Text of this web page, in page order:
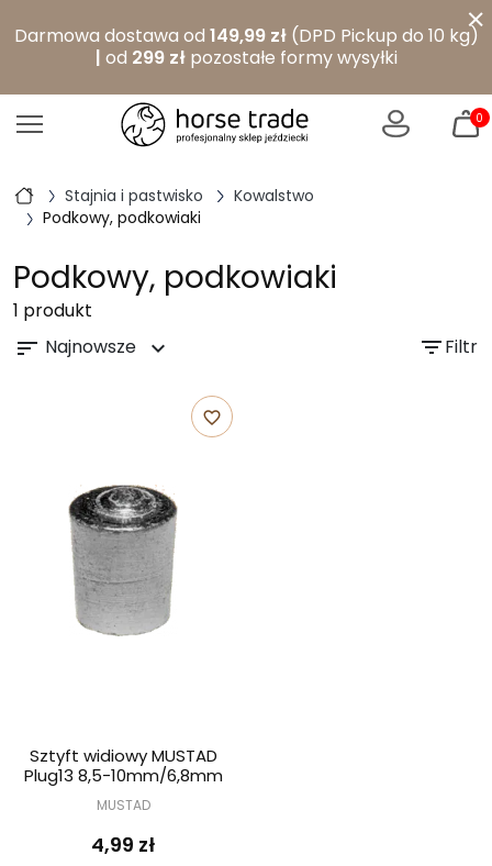
Darmowa dostawa od 149,99 zł(DPD Pickup do 10 kg)
| od 299 złpozostałe formy wysyłki
×
0
Stajnia i pastwisko
Kowalstwo
Podkowy, podkowiaki
Podkowy, podkowiaki
1 produkt
sort Najnowsze expand_more filter_listFiltr
favorite_border
Sztyft widiowy MUSTAD
Plug13 8,5-10mm/6,8mm
MUSTAD
4,99 zł